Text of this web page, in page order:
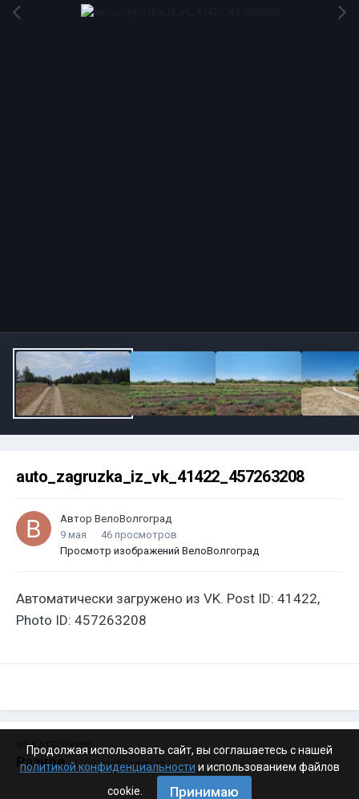
auto_zagruzka_iz_vk_41422_457263208
Автор ВелоВолгоград
9 мая
46 просмотров
Просмотр изображений ВелоВолгоград
Автоматически загружено из VK. Post ID: 41422,
Photo ID: 457263208
ИЗ КАТЕГОРИИ:
Разное · 4 199 изображений
Продолжая использовать сайт, вы соглашаетесь с нашей
политикой конфиденциальности и использованием файлов
cookie.
Принимаю